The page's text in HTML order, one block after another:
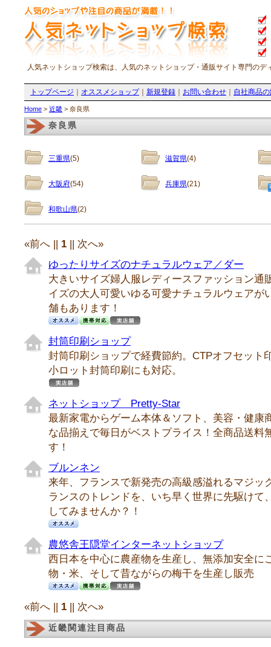
人気ネットショップ検索は、人気のネットショップ・通販サイト専門の
トップページ オススメショップ｜ 新規登録 お問い合わせ 自社商品
Home > 近畿 > 奈良県
奈良県
三重県(5) 滋賀県(4)
大阪府(54) 兵庫県(21)
和歌山県(2)
«前へ || 1 || 次へ»
ゆったりサイズのナチュラルウェア／ダー
大きいサイズ婦人服レディースファッション通
イズの大人可愛いゆる可愛ナチュラルウェアが
舗もあります！
封筒印刷ショップ
封筒印刷ショップで経費節約。CTPオフセット
小ロット封筒印刷にも対応。
ネットショップ Pretty-Star
最新家電からゲーム本体＆ソフト、美容・健康
な品揃えで毎日がベストプライス！全商品送料
す！
ブルンネン
来年、フランスで新発売の高級感溢れるマジ
ランスのトレンドを、いち早く世界に先駆けて
してみませんか？！
農悠舎王隠堂インターネットショップ
西日本を中心に農産物を生産し、無添加安全に
物・米、そして昔ながらの梅干を生産し販売
«前へ || 1 || 次へ»
近畿関連注目商品